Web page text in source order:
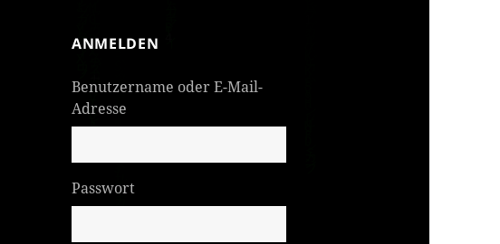
ANMELDEN
Benutzername oder E-Mail-
Adresse
Passwort